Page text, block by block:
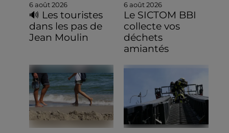
6 août 2026
🔊 Les touristes
dans les pas de
Jean Moulin
6 août 2026
Le SICTOM BBI
collecte vos
déchets
amiantés